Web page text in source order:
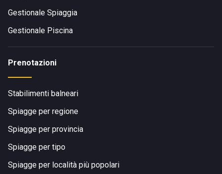
Gestionale Spiaggia
Gestionale Piscina
Prenotazioni
Stabilimenti balneari
Spiagge per regione
Spiagge per provincia
Spiagge per tipo
Spiagge per località più popolari